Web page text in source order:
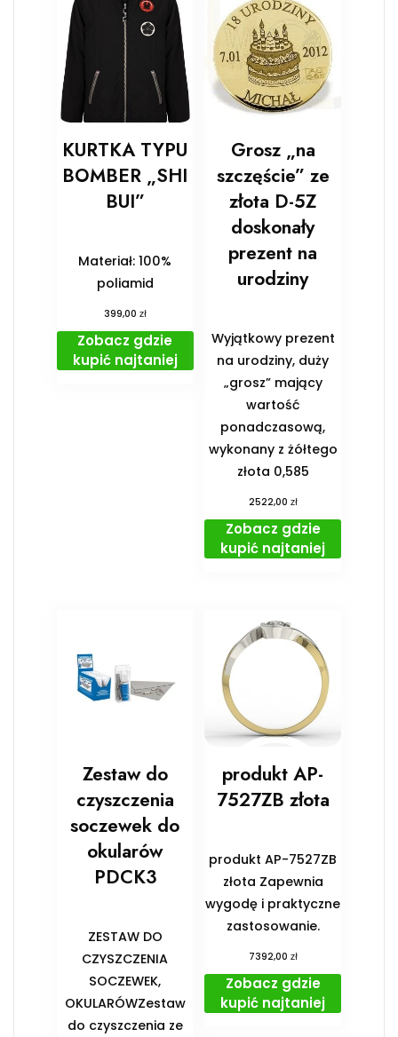
KURTKA TYPU
BOMBER „SHI
BUI”
Materiał: 100%
poliamid
399,00 zł
Zobacz gdzie
kupić najtaniej
Grosz „na
szczęście” ze
złota D-5Z
doskonały
prezent na
urodziny
Wyjątkowy prezent
na urodziny, duży
„grosz” mający
wartość
ponadczasową,
wykonany z żółtego
złota 0,585
2522,00 zł
Zobacz gdzie
kupić najtaniej
Zestaw do
czyszczenia
soczewek do
okularów
PDCK3
ZESTAW DO
CZYSZCZENIA
SOCZEWEK,
OKULARÓWZestaw
do czyszczenia ze
produkt AP-
7527ZB złota
produkt AP-7527ZB
złota Zapewnia
wygodę i praktyczne
zastosowanie.
7392,00 zł
Zobacz gdzie
kupić najtaniej